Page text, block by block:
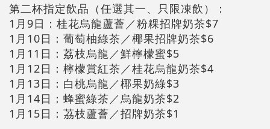
第二杯指定飲品（任選其一、只限凍飲）：
1月9日：桂花烏龍蘆薈／粉粿招牌奶茶$7
1月10日：葡萄柚綠茶／椰果招牌奶茶$6
1月11日：荔枝烏龍／鮮檸檬蜜$5
1月12日：檸檬賞紅茶／桂花烏龍奶茶$4
1月13日：白桃烏龍／椰果奶綠$3
1月14日：蜂蜜綠茶／烏龍奶茶$2
1月15日：茘枝蘆薈／招牌奶茶$1